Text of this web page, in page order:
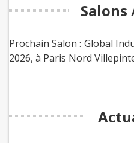
Salons
Prochain Salon : Global
2026, à Paris Nord